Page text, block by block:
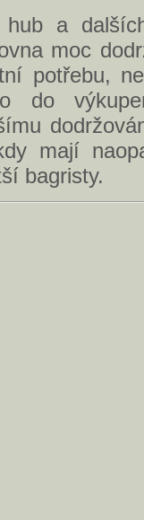
a
moc
potřebu,
do
mají
bagristy.